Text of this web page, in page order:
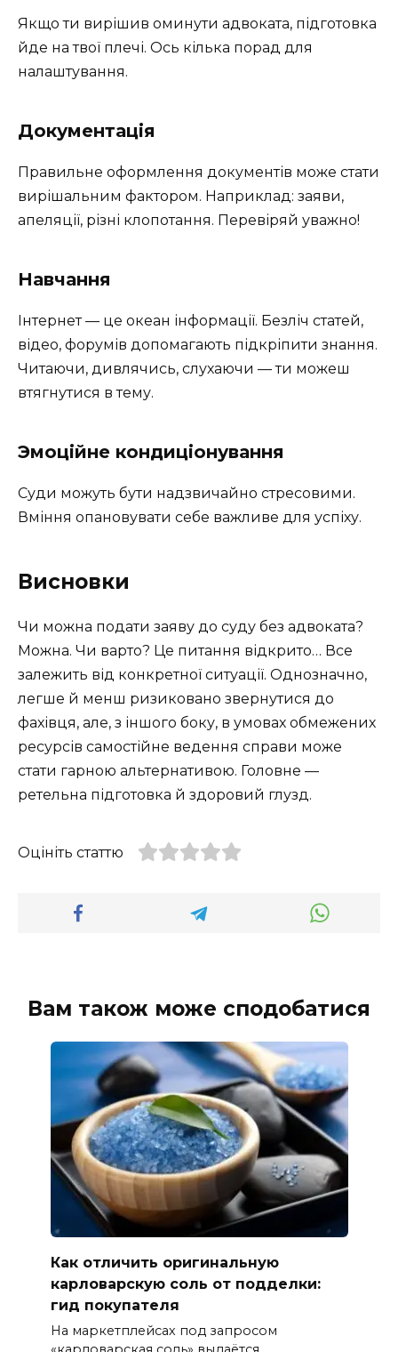
Якщо ти вирішив оминути адвоката, підготовка
йде на твої плечі. Ось кілька порад для
налаштування.
Документація
Правильне оформлення документів може стати
вирішальним фактором. Наприклад: заяви,
апеляції, різні клопотання. Перевіряй уважно!
Навчання
Інтернет — це океан інформації. Безліч статей,
відео, форумів допомагають підкріпити знання.
Читаючи, дивлячись, слухаючи — ти можеш
втягнутися в тему.
Эмоційне кондиціонування
Суди можуть бути надзвичайно стресовими.
Вміння опановувати себе важливе для успіху.
Висновки
Чи можна подати заяву до суду без адвоката?
Можна. Чи варто? Це питання відкрито… Все
залежить від конкретної ситуації. Однозначно,
легше й менш ризиковано звернутися до
фахівця, але, з іншого боку, в умовах обмежених
ресурсів самостійне ведення справи може
стати гарною альтернативою. Головне —
ретельна підготовка й здоровий глузд.
Оцініть статтю
Вам також може сподобатися
Как отличить оригинальную
карловарскую соль от подделки:
гид покупателя
На маркетплейсах под запросом